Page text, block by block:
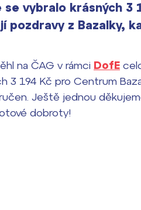
se vybralo krásných 3
pozdravy z Bazalky,
na ČAG v rámci DofE
3 194 Kč pro Centrum
Ještě jednou
dobroty!